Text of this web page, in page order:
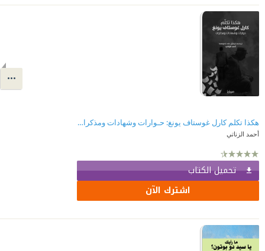
هكذا تكلم كارل غوستاف يونغ: حـوارات وشهادات ومذكرات
أحمد الزناتي
تحميل الكتاب
اشترك الآن